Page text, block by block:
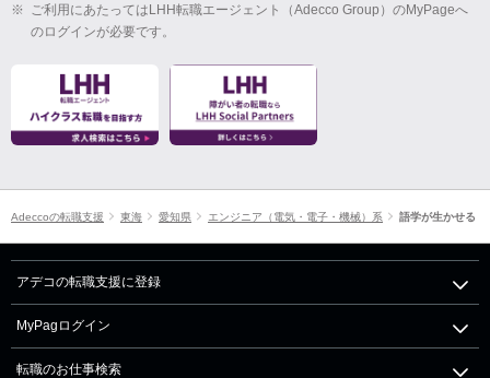
※ ご利用にあたってはLHH転職エージェント（Adecco Group）のMyPageへ
のログインが必要です。
Adeccoの転職支援 東海 愛知県 エンジニア（電気・電子・機械）系 語学が生かせる
アデコの転職支援に登録
MyPagログイン
転職のお仕事検索